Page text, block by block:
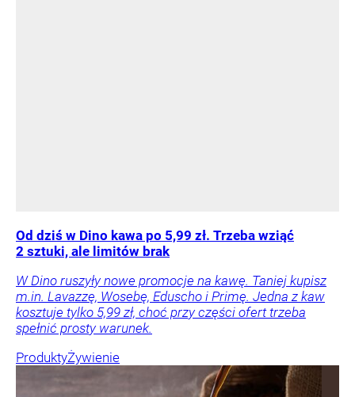
Od dziś w Dino kawa po 5,99 zł. Trzeba wziąć
2 sztuki, ale limitów brak
W Dino ruszyły nowe promocje na kawę. Taniej kupisz
m.in. Lavazzę, Wosebę, Eduscho i Primę. Jedna z kaw
kosztuje tylko 5,99 zł, choć przy części ofert trzeba
spełnić prosty warunek.
ProduktyŻywienie